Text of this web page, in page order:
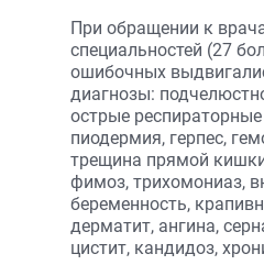
При обращении к
специальностей (27
ошибочных
диагнозы:
острые
пиодермия, герпес,
трещина прямой
фимоз, трихомониаз,
беременность,
дерматит, ангина,
цистит, кандидоз,